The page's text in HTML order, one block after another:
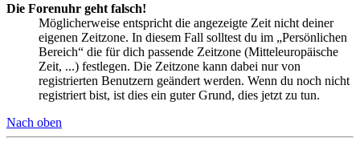
Die Forenuhr geht falsch!
Möglicherweise entspricht die angezeigte Zeit nicht deiner
eigenen Zeitzone. In diesem Fall solltest du im „Persönlichen
Bereich“ die für dich passende Zeitzone (Mitteleuropäische
Zeit, ...) festlegen. Die Zeitzone kann dabei nur von
registrierten Benutzern geändert werden. Wenn du noch nicht
registriert bist, ist dies ein guter Grund, dies jetzt zu tun.
Nach oben